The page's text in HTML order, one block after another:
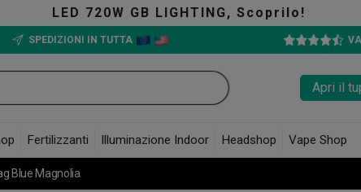
LIGHTING, Scoprilo!
SPEDIZIONI IN TUTTA
Apri il
Fertilizzanti Illuminazione Indoor Headshop Vape Shop
Blue Magnolia